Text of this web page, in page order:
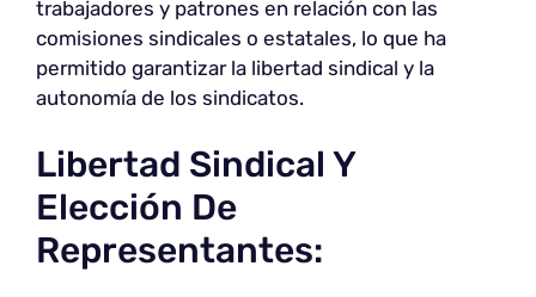
trabajadores y patrones en relación con las
comisiones sindicales o estatales, lo que ha
permitido garantizar la libertad sindical y la
autonomía de los sindicatos.
Libertad Sindical Y
Elección De
Representantes: